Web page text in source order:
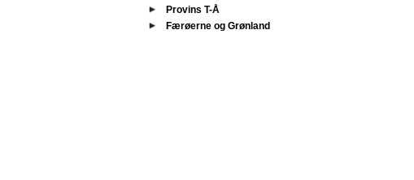
Provins T-Å
Færøerne og Grønland